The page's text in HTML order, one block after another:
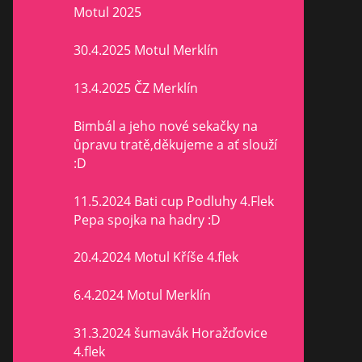
Motul 2025
30.4.2025 Motul Merklín
13.4.2025 ČZ Merklín
Bimbál a jeho nové sekačky na
ůpravu tratě,děkujeme a ať slouží
:D
11.5.2024 Bati cup Podluhy 4.Flek
Pepa spojka na hadry :D
20.4.2024 Motul Kříše 4.flek
6.4.2024 Motul Merklín
31.3.2024 šumavák Horažďovice
4.flek